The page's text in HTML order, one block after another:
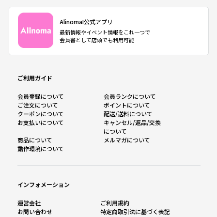
AlinomaI公式アプリ
最新情報やイベント情報をこれ一つで
会員書として店頭でも利用可能
ご利用ガイド
会員登録について
会員ランクについて
ご注文について
ポイントについて
クーポンについて
配送/送料について
お支払いについて
キャンセル/返品/交換
について
商品について
メルマガについて
動作環境について
インフォメーション
運営会社
ご利用規約
お問い合わせ
特定商取引法に基づく表記